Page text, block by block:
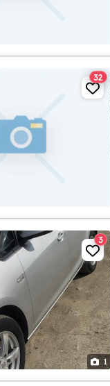
32
1
3